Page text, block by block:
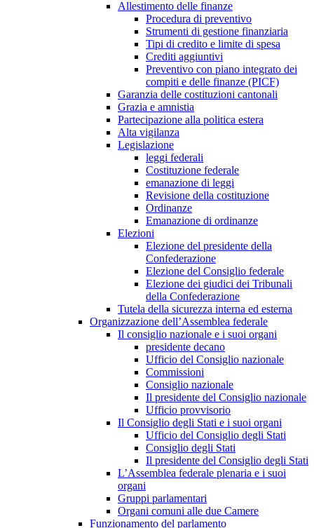
Allestimento delle finanze
Procedura di preventivo
Strumenti di gestione finanziaria
Tipi di credito e limite di spesa
Crediti aggiuntivi
Preventivo con piano integrato dei
compiti e delle finanze (PICF)
Garanzia delle costituzioni cantonali
Grazia e amnistia
Partecipazione alla politica estera
Alta vigilanza
Legislazione
leggi federali
Costituzione federale
emanazione di leggi
Revisione della costituzione
Ordinanze
Emanazione di ordinanze
Elezioni
Elezione del presidente della
Confederazione
Elezione del Consiglio federale
Elezione dei giudici dei Tribunali
della Confederazione
Tutela della sicurezza interna ed esterna
Organizzazione dell’Assemblea federale
Il consiglio nazionale e i suoi organi
presidente decano
Ufficio del Consiglio nazionale
Commissioni
Consiglio nazionale
Il presidente del Consiglio nazionale
Ufficio provvisorio
Il Consiglio degli Stati e i suoi organi
Ufficio del Consiglio degli Stati
Consiglio degli Stati
Il presidente del Consiglio degli Stati
L’Assemblea federale plenaria e i suoi
organi
Gruppi parlamentari
Organi comuni alle due Camere
Funzionamento del parlamento